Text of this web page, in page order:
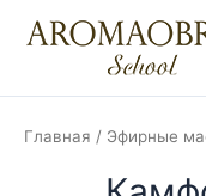
содержимому
Главная / Эфирные